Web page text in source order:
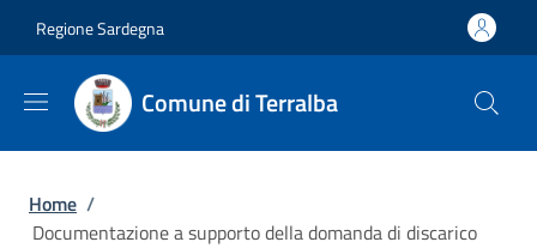
Regione Sardegna
Comune di Terralba
Briciole di pane
Home /
Documentazione a supporto della domanda di discarico